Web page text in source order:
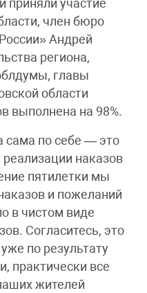
приняли участие
член бюро
Андрей
региона,
главы
области
выполнена на 98%.
сама по себе — это
наказов
пятилетки мы
и пожеланий
в чистом виде
Согласитесь, это
по результату
практически все
жителей